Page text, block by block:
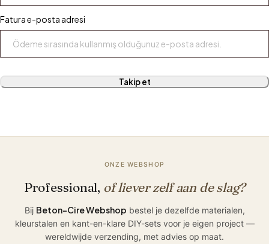
Fatura e-posta adresi
Takip et
ONZE WEBSHOP
Professional, of liever zelf aan de slag?
Bij Beton-Cire Webshop bestel je dezelfde materialen,
kleurstalen en kant-en-klare DIY-sets voor je eigen project —
wereldwijde verzending, met advies op maat.